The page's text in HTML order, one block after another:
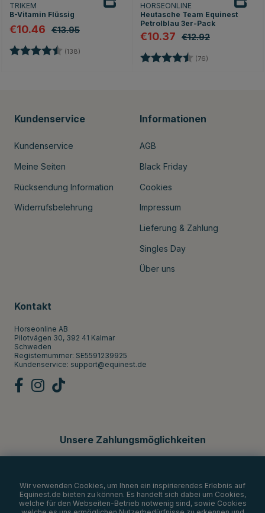
TRIKEM
B-Vitamin Flüssig
€10.46 €13.95
Bewertung: (138)
HORSEONLINE
Heutasche Team Equinest
Petrolblau 3er-Pack
€10.37 €12.92
Bewertung: (76)
Kundenservice
Kundenservice
Meine Seiten
Rücksendung Information
Widerrufsbelehrung
Informationen
AGB
Black Friday
Cookies
Impressum
Lieferung & Zahlung
Singles Day
Über uns
Kontakt
Horseonline AB
Pilotvägen 30, 392 41 Kalmar
Schweden
Registernummer: SE5591239925
Kundenservice: support@equinest.de
Unsere Zahlungsmöglichkeiten
Wir verwenden Cookies, um Ihnen ein inspirierendes Erlebnis auf
Equinest.de bieten zu können. Es handelt sich dabei um Cookies,
welche für den Webseiten-Betrieb notwenig sind, sowie Cookies